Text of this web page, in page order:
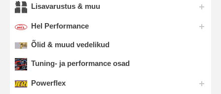
Lisavarustus & muu
Hel Performance
Õlid & muud vedelikud
Tuning- ja performance osad
Powerflex